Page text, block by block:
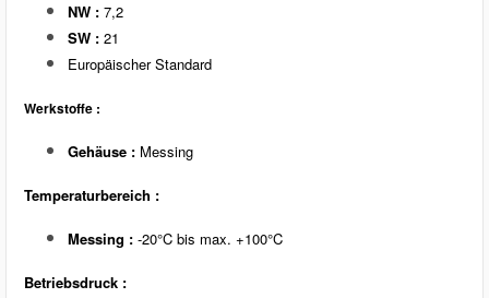
NW : 7,2
SW : 21
Europäischer Standard
Werkstoffe :
Gehäuse : Messing
Temperaturbereich :
Messing : -20°C bis max. +100°C
Betriebsdruck :